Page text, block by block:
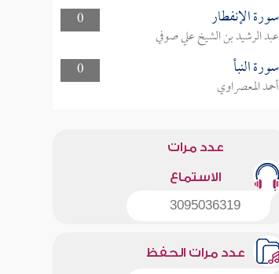
0
سورة الإنفطار
عبد الرشيد بن الشيخ علي صوفي
0
سورة النبأ
أحمد المعصراوي
عدد مرات
الاستماع
3095036319
عدد مرات الحفظ